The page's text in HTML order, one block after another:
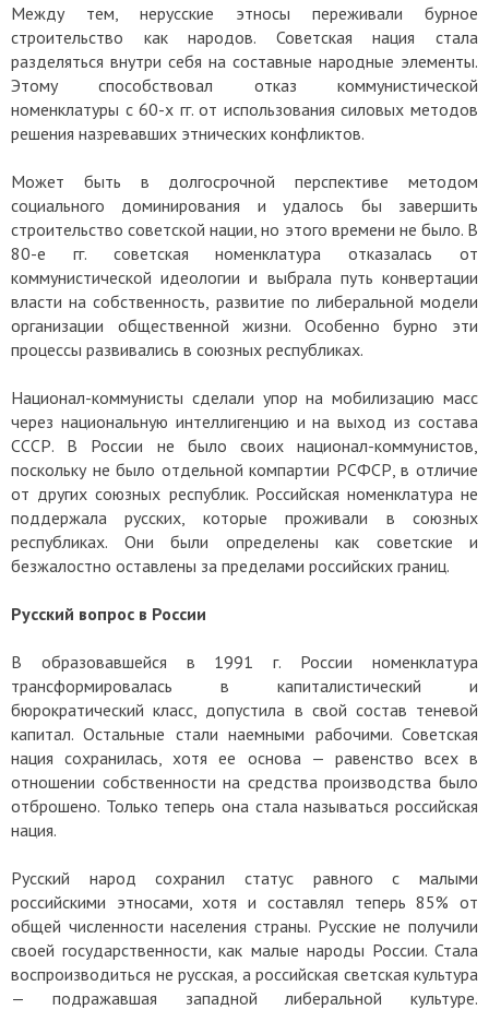
Между тем, нерусские этносы переживали бурное
строительство как народов. Советская нация стала
разделяться внутри себя на составные народные элементы.
Этому способствовал отказ коммунистической
номенклатуры с 60-х гг. от использования силовых методов
решения назревавших этнических конфликтов.
Может быть в долгосрочной перспективе методом
социального доминирования и удалось бы завершить
строительство советской нации, но этого времени не было. В
80-е гг. советская номенклатура отказалась от
коммунистической идеологии и выбрала путь конвертации
власти на собственность, развитие по либеральной модели
организации общественной жизни. Особенно бурно эти
процессы развивались в союзных республиках.
Национал-коммунисты сделали упор на мобилизацию масс
через национальную интеллигенцию и на выход из состава
СССР. В России не было своих национал-коммунистов,
поскольку не было отдельной компартии РСФСР, в отличие
от других союзных республик. Российская номенклатура не
поддержала русских, которые проживали в союзных
республиках. Они были определены как советские и
безжалостно оставлены за пределами российских границ.
Русский вопрос в России
В образовавшейся в 1991 г. России номенклатура
трансформировалась в капиталистический и
бюрократический класс, допустила в свой состав теневой
капитал. Остальные стали наемными рабочими. Советская
нация сохранилась, хотя ее основа — равенство всех в
отношении собственности на средства производства было
отброшено. Только теперь она стала называться российская
нация.
Русский народ сохранил статус равного с малыми
российскими этносами, хотя и составлял теперь 85% от
общей численности населения страны. Русские не получили
своей государственности, как малые народы России. Стала
воспроизводиться не русская, а российская светская культура
— подражавшая западной либеральной культуре.